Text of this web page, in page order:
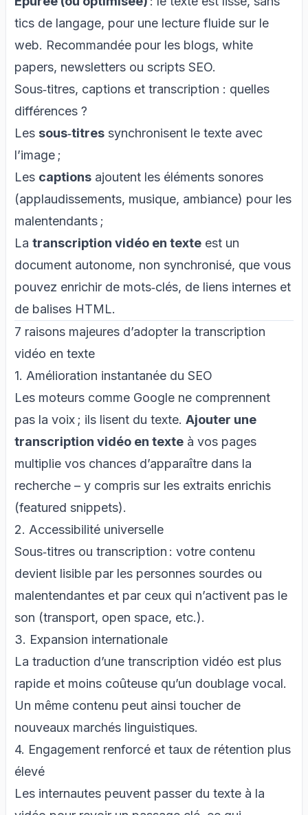
tics de langage, pour une lecture fluide sur le
web. Recommandée pour les blogs, white
papers, newsletters ou scripts SEO.
Sous‑titres, captions et transcription : quelles
différences ?
Les sous‑titres synchronisent le texte avec
l’image ;
Les captions ajoutent les éléments sonores
(applaudissements, musique, ambiance) pour les
malentendants ;
La transcription vidéo en texte est un
document autonome, non synchronisé, que vous
pouvez enrichir de mots‑clés, de liens internes et
de balises HTML.
7 raisons majeures d’adopter la transcription
vidéo en texte
1. Amélioration instantanée du SEO
Les moteurs comme Google ne comprennent
pas la voix ; ils lisent du texte. Ajouter une
transcription vidéo en texte à vos pages
multiplie vos chances d’apparaître dans la
recherche – y compris sur les extraits enrichis
(featured snippets).
2. Accessibilité universelle
Sous‑titres ou transcription : votre contenu
devient lisible par les personnes sourdes ou
malentendantes et par ceux qui n’activent pas le
son (transport, open space, etc.).
3. Expansion internationale
La traduction d’une transcription vidéo est plus
rapide et moins coûteuse qu’un doublage vocal.
Un même contenu peut ainsi toucher de
nouveaux marchés linguistiques.
4. Engagement renforcé et taux de rétention plus
élevé
Les internautes peuvent passer du texte à la